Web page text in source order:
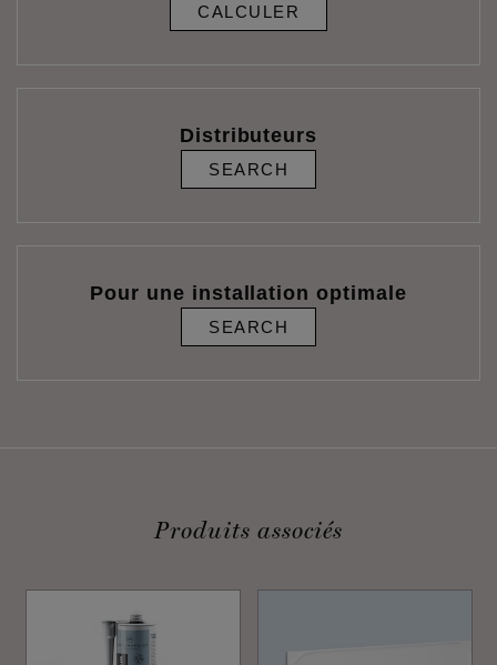
CALCULER
Distributeurs
SEARCH
Pour une installation optimale
SEARCH
Produits associés